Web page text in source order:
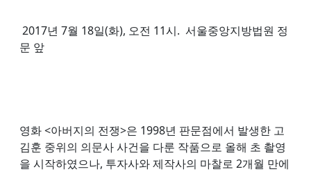
2017년 7월 18일(화), 오전 11시. 서울중앙지방법원 정
문 앞
영화 <아버지의 전쟁>은 1998년 판문점에서 발생한 고
김훈 중위의 의문사 사건을 다룬 작품으로 올해 초 촬영
을 시작하였으나, 투자사와 제작사의 마찰로 2개월 만에